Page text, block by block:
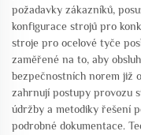
požadavky zákazníků,
konfigurace strojů pro
stroje pro ocelové tyče
zaměřené na to, aby
bezpečnostních norem již
zahrnují postupy provozu
údržby a metodiky řešení
podrobné dokumentace.